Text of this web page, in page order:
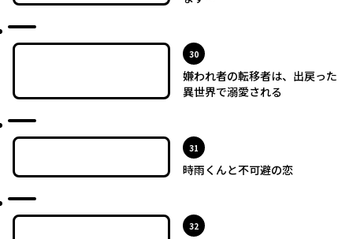
30位
嫌われ者の転移者は、出戻った
異世界で溺愛される
31 位
時雨くんと不可避の恋
32位